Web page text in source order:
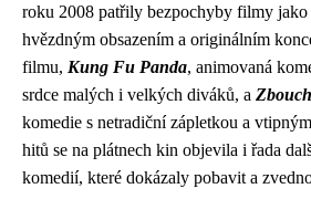
roku 2008 patřily bezpochyby filmy jako
hvězdným obsazením a originálním
filmu, Kung Fu Panda, animovaná
srdce malých i velkých diváků, a
komedie s netradiční zápletkou a
hitů se na plátnech kin objevila i řada
komedií, které dokázaly pobavit a